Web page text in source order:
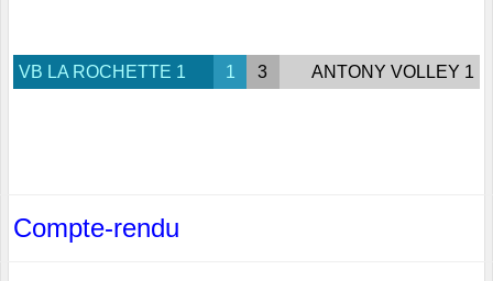
VB LA ROCHETTE 1 1 3 ANTONY VOLLEY 1
Compte-rendu